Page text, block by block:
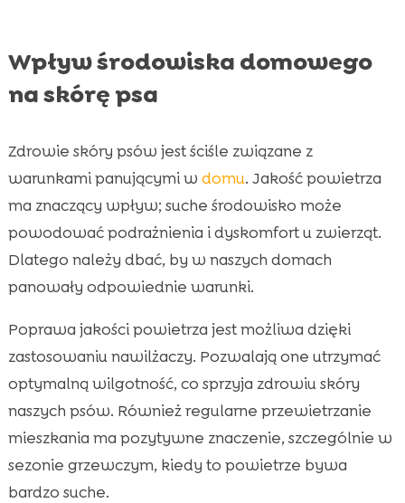
Wpływ środowiska domowego
na skórę psa
Zdrowie skóry psów jest ściśle związane z
warunkami panującymi w domu. Jakość powietrza
ma znaczący wpływ; suche środowisko może
powodować podrażnienia i dyskomfort u zwierząt.
Dlatego należy dbać, by w naszych domach
panowały odpowiednie warunki.
Poprawa jakości powietrza jest możliwa dzięki
zastosowaniu nawilżaczy. Pozwalają one utrzymać
optymalną wilgotność, co sprzyja zdrowiu skóry
naszych psów. Również regularne przewietrzanie
mieszkania ma pozytywne znaczenie, szczególnie w
sezonie grzewczym, kiedy to powietrze bywa
bardzo suche.